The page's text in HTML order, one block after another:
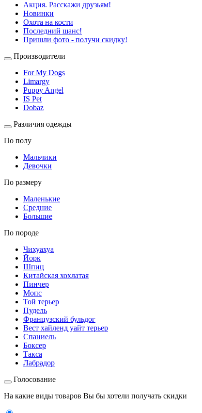
Акция. Расскажи друзьям!
Новинки
Охота на кости
Последний шанс!
Пришли фото - получи скидку!
Производители
For My Dogs
Limargy
Puppy Angel
IS Pet
Dobaz
Различия одежды
По полу
Мальчики
Девочки
По размеру
Маленькие
Средние
Большие
По породе
Чихуахуа
Йорк
Шпиц
Китайская хохлатая
Пинчер
Мопс
Той терьер
Пудель
Французский бульдог
Вест хайленд уайт терьер
Спаниель
Боксер
Такса
Лабрадор
Голосование
На какие виды товаров Вы бы хотели получать скидки